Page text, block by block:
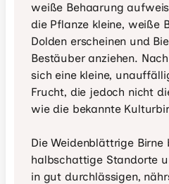
weiße Behaarung
die Pflanze kleine, weiße
Dolden erscheinen und
Bestäuber anziehen.
sich eine kleine,
Frucht, die jedoch nicht
wie die bekannte
Die Weidenblättrige
halbschattige Standorte
in gut durchlässigen,